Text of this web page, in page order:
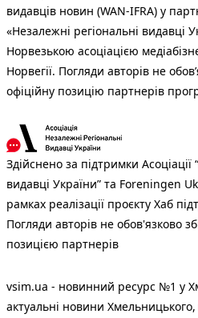
видавців новин (WAN-IFRA) у
«Незалежні регіональні видавці
Норвезькою асоціацією
Норвегії. Погляди авторів не
офіційну позицію партнерів
Здійснено за підтримки Асоціації
видавці України” та Foreningen
рамках реалізації проєкту Хаб
Погляди авторів не обов'язково
позицією партнерів
vsim.ua - новинний ресурс №1 у
актуальні новини Хмельницького,